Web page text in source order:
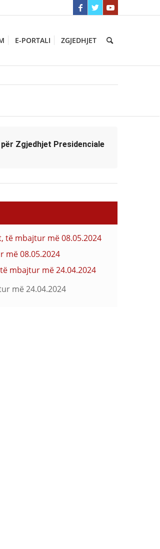
E-PORTALI ZGJEDHJET
Zgjedhjet Presidenciale
të mbajtur më 08.05.2024
më 08.05.2024
mbajtur më 24.04.2024
më 24.04.2024